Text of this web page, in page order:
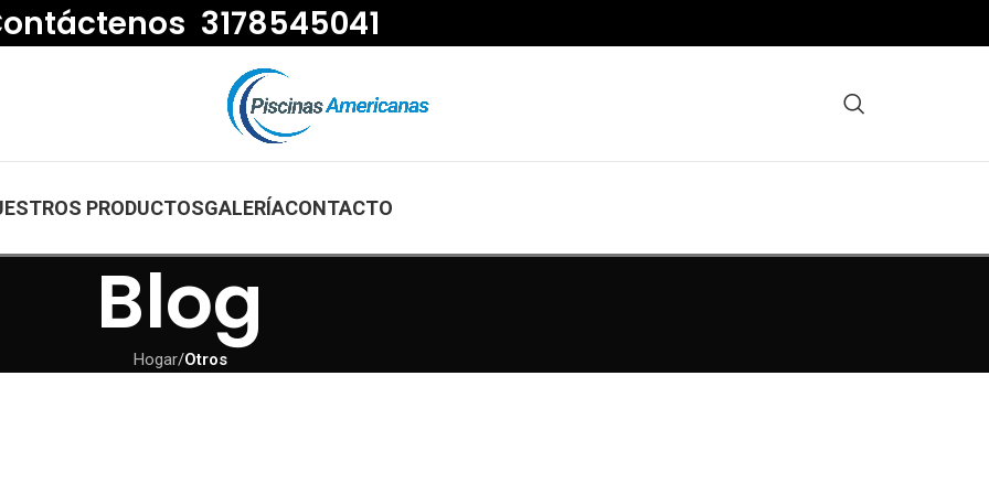
3178545041
PRODUCTOSGALERÍACONTACTO
Blog
Hogar/Otros